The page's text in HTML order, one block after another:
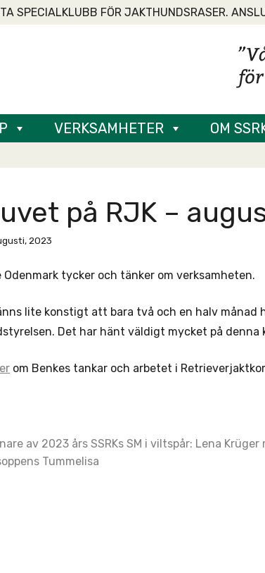
SPECIALKLUBB FÖR JAKTHUNDSRASER.
VERKSAMHETER OM
på RJK –
2023
Odenmark tycker och tänker om verksamheten.
lite konstigt att bara två och en halv
Det har hänt väldigt mycket på denna
om Benkes tankar och arbetet i
av 2023 års SSRKs SM i viltspår: Lena Krüger
Tummelisa